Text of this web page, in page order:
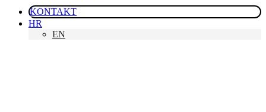
KONTAKT
HR
EN